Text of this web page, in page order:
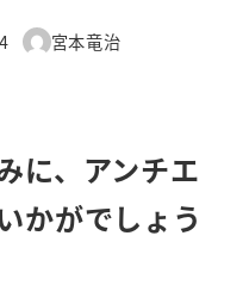
著
宮本竜治
に、アンチエ
かがでしょう